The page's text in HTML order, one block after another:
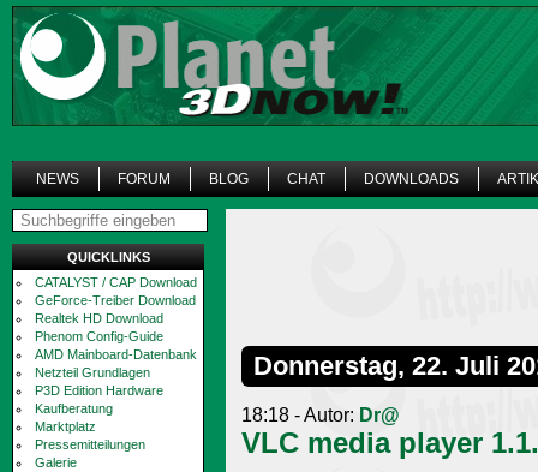
NEWS FORUM BLOG CHAT DOWNLOADS
QUICKLINKS
CATALYST / CAP Download
GeForce-Treiber Download
Realtek HD Download
Phenom Config-Guide
AMD Mainboard-Datenbank
Netzteil Grundlagen
P3D Edition Hardware
Kaufberatung
Marktplatz
Pressemitteilungen
Galerie
Donnerstag, 22. Juli
18:18 - Autor: Dr@
VLC media player